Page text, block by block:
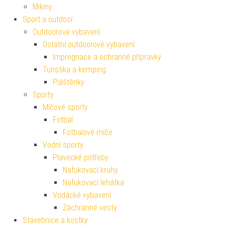
Mikiny
Sport a outdoor
Outdoorové vybavení
Ostatní outdoorové vybavení
Impregnace a ochranné přípravky
Turistika a kemping
Pláštěnky
Sporty
Míčové sporty
Fotbal
Fotbalové míče
Vodní sporty
Plavecké potřeby
Nafukovací kruhy
Nafukovací lehátka
Vodácké vybavení
Záchranné vesty
Stavebnice a kostky